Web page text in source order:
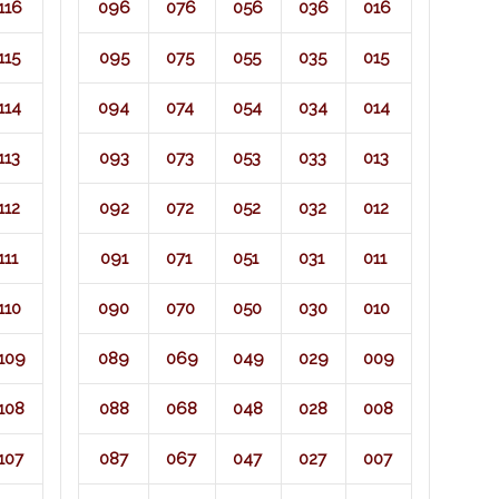
096 076 056 036 016
095 075 055 035 015
094 074 054 034 014
093 073 053 033 013
092 072 052 032 012
091 071​ 051 031 011
090 070 050 030 010
089 069 049 029 009
088 068 048 028 008
087 067 047 027 007